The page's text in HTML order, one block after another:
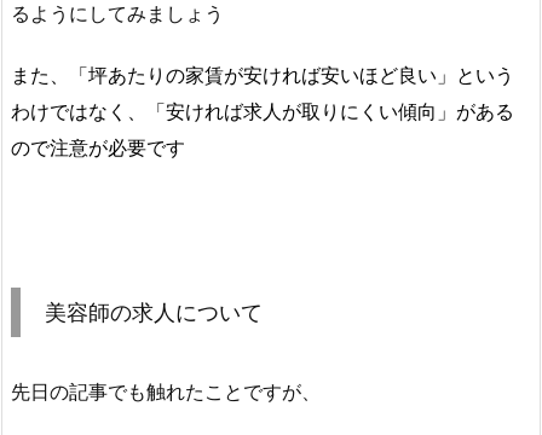
るようにしてみましょう
また、「坪あたりの家賃が安ければ安いほど良い」という
わけではなく、「安ければ求人が取りにくい傾向」がある
ので注意が必要です
美容師の求人について
先日の記事でも触れたことですが、